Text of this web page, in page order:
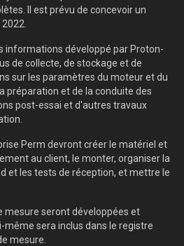
Il est prévu de concevoir un
informations développé par Proton-
de collecte, de stockage et de
sur les paramètres du moteur et du
préparation et de la conduite des
post-essai et d'autres travaux
Perm devront créer le matériel et
au client, le monter, organiser la
et les tests de réception, et mettre le
mesure seront développées et
sera inclus dans le registre
mesure.